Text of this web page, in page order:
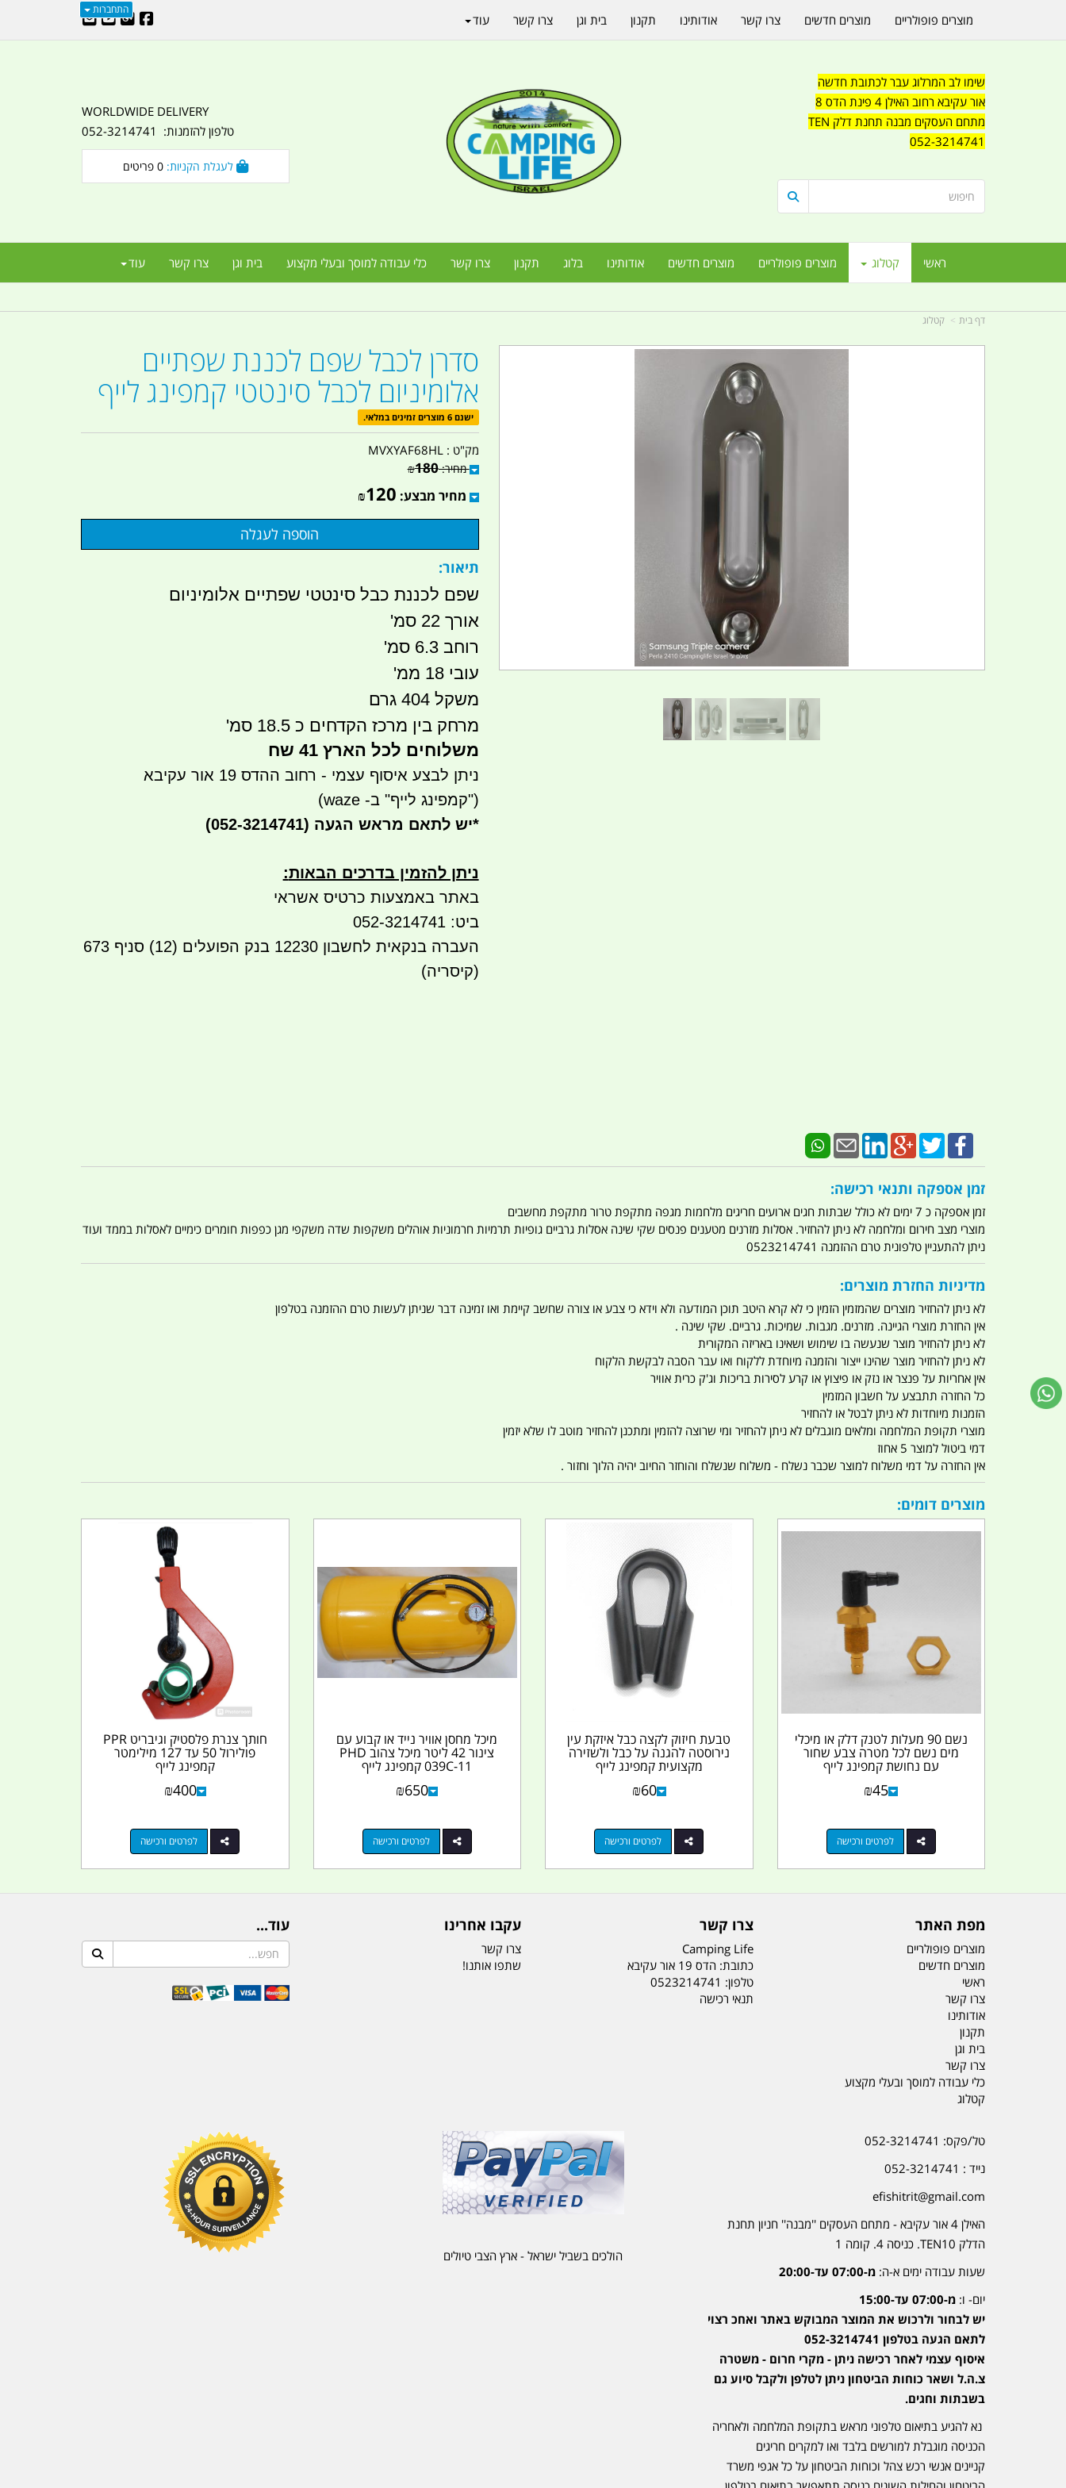
התחברות
שימו לב המרלוג עבר לכתובת חדשה
אור עקיבא רחוב האילן 4 פינת הדס 8
מתחם העסקים מבנה תחנת דלק TEN
052-3214741
WORLDWIDE DELIVERY
טלפון להזמנות: 052-3214741
0
ראשי קטלוג מוצרים פופולריים מוצרים חדשים אודותינו בלוג תקנון צרו קשר כלי עבודה למוסך ובעלי מקצוע בית וגן צרו קשר עוד
מוצרים פופולריים מוצרים חדשים צרו קשר אודותינו תקנון בית וגן צרו קשר עוד
דף בית קטלוג
סדרן לכבל שפם לכננת שפתיים
אלומיניום לכבל סינטטי קמפינג לייף
ישנם 6 מוצרים זמינים במלאי.
מק"ט :MVXYAF68HL
מחיר: ₪180
מחיר מבצע: ₪120
תיאור:
שפם לכננת כבל סינטטי שפתיים אלומיניום
אורך 22 סמ'
רוחב 6.3 סמ'
עובי 18 ממ'
משקל 404 גרם
מרחק בין מרכז הקדחים כ 18.5 סמ'
משלוחים לכל הארץ 41 שח
ניתן לבצע איסוף עצמי - רחוב ההדס 19 אור עקיבא
("קמפינג לייף" ב- waze)
*יש לתאם מראש הגעה (052-3214741)
ניתן להזמין בדרכים הבאות:
באתר באמצעות כרטיס אשראי
ביט: 052-3214741
העברה בנקאית לחשבון 12230 בנק הפועלים (12) סניף 673
(קיסריה)
זמן אספקה ותנאי רכישה:
זמן אספקה כ 7 ימים לא כולל שבתות חגים ארועים חריגים מלחמות מגפה מתקפת טרור מתקפת מחשבים
מוצרי מצב חירום ומלחמה לא ניתן להחזיר. אסלות מזרנים מטענים פנסים שקי שינה אסלות גרביים גופיות תרמיות חרמוניות אוהלים משקפות שדה משקפי מגן כפפות חומרים כימיים לאסלות בממד ועוד
ניתן להתעניין טלפונית טרם ההזמנה 0523214741
מדיניות החזרת מוצרים:
לא ניתן להחזיר מוצרים שהמזמין הזמין כי לא קרא היטב תוכן המודעה ולא וידא כי צבע או צורה שחשב קיימת ואו זמינה דבר שניתן לעשות טרם ההזמנה בטלפון
אין החזרת מוצרי הגיינה. מזרנים. מגבות. שמיכות. גרביים. שקי שינה .
לא ניתן להחזיר מוצר שנעשה בו שימוש ושאינו באריזה המקורית
לא ניתן להחזיר מוצר שהינו ייצור והזמנה מיוחדת ללקוח ואו עבר הסבה לבקשת הלקוח
אין אחריות על פנצר או נזק או פיצוץ או קרע לסירות בריכות וג'ק כרית אוויר
כל החזרה תתבצע על חשבון המזמין
הזמנות מיוחדות לא ניתן לבטל או להחזיר
מוצרי תקופת המלחמה ומלאים מוגבלים לא ניתן להחזיר ומי שרוצה להזמין ומתכנן להחזיר מוטב לו שלא יזמין
דמי ביטול למוצר 5 אחוז
אין החזרה על דמי משלוח למוצר שכבר נשלח - משלוח שנשלח והוחזר החיוב יהיה הלוך וחזור .
מוצרים דומים:
נשם 90 מעלות לטנק דלק או מיכלי
מים נשם לכל מטרה צבע שחור
עם נחושת קמפינג לייף
₪45
לפרטים ורכישה
טבעת חיזוק לקצה כבל איזקת עין
נירוסטה להגנה על כבל ולשזירה
מקצועית קמפינג לייף
₪60
לפרטים ורכישה
מיכל מחסן אוויר נייד או קבוע עם
צינור 42 ליטר מיכל צהוב PHD
039C-11 קמפינג לייף
₪650
לפרטים ורכישה
חותך צנרת פלסטיק וגיבריט PPR
פולירול 50 עד 127 מילימטר
קמפינג לייף
₪400
לפרטים ורכישה
מפת האתר
מוצרים פופולריים
מוצרים חדשים
ראשי
צרו קשר
אודותינו
תקנון
בית וגן
צרו קשר
כלי עבודה למוסך ובעלי מקצוע
קטלוג
צרו קשר
Camping Life
כתובת: הדס 19 אור עקיבא
טלפון: 0523214741
תנאי רכישה
עקבו אחרינו
צרו קשר
שתפו אותנו!
עוד...
טל/פקס: 052-3214741
נייד : 052-3214741
efishitrit@gmail.com
האילן 4 אור עקיבא - מתחם העסקים ''מבנה'' חניון תחנת
הדלק TEN10. כניסה 4. קומה 1
שעות עבודה ימים א-ה: מ-07:00 עד-20:00
יום- ו: מ-07:00 עד-15:00
יש לבחור ולרכוש את המוצר המבוקש באתר ואחכ רצוי
לתאם הגעה בטלפון 052-3214741
איסוף עצמי לאחר רכישה ניתן - מקרי חרום - משטרה
צ.ה.ל ושאר כוחות הביטחון ניתן לטלפן ולקבל סיוע גם
בשבתות וחגים.
נא להגיע בתיאום טלפוני מראש בתקופת המלחמה ולאחריה
הכניסה מוגבלת למורשים בלבד ואו למקרים חריגים
קניינים אנשי רכש צהל וכוחות הביטחון על כל אגפי משרד
הולכים בשביל ישראל - ארץ הצבי טיולים